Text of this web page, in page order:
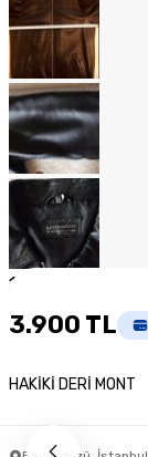
1
3.900 TL
HAKİKİ DERİ MONT